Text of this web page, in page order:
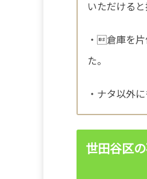
いただける
・倉庫を
た。
・ナタ以外
世田谷区